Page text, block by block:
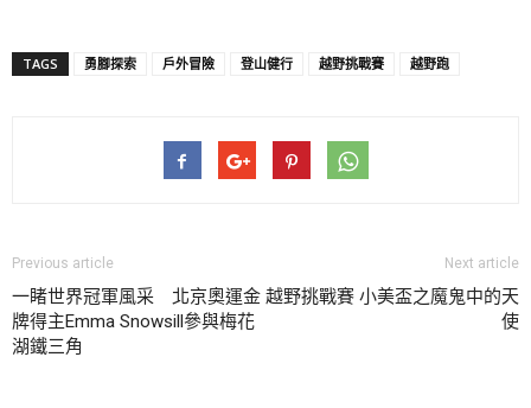
TAGS 勇腳探索 戶外冒險 登山健行 越野挑戰賽 越野跑
Previous article
一睹世界冠軍風采 北京奧運金
牌得主Emma Snowsill參與梅花
湖鐵三角
Next article
越野挑戰賽 小美盃之魔鬼中的天
使